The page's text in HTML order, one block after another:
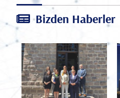
Bizden Haberler